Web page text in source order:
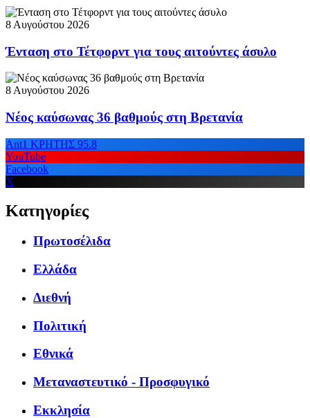
8 Αυγούστου 2026
Ένταση στο Τέτφορντ για τους αιτούντες άσυλο
8 Αυγούστου 2026
Νέος καύσωνας 36 βαθμούς στη Βρετανία
Ant1 ΚΡΗΤΗΣ 95.8
YouTube
Facebook
X
Κατηγορίες
Πρωτοσέλιδα
Ελλάδα
Διεθνή
Πολιτική
Εθνικά
Μεταναστευτικό - Προσφυγικό
Εκκλησία